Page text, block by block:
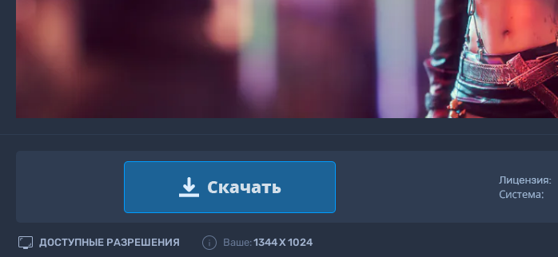
 ДОСТУПНЫЕ РАЗРЕШЕНИЯ  Ваше:1344X 1024